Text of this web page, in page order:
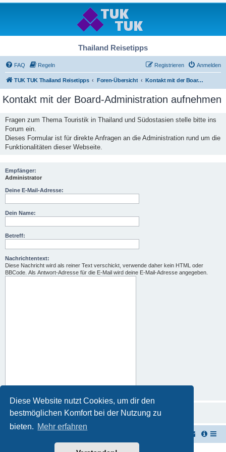
Diese Website nutzt Cookies, um dir den
bestmöglichen Komfort bei der Nutzung zu
bieten. Mehr erfahren
Thailand Reisetipps
FAQ Regeln Anmelden
Registrieren
TUK TUK Thailand Reisetipps Foren-Übersicht Kontakt mit der Board-Administration aufnehmen
Kontakt mit der Board-Administration aufnehmen
Fragen zum Thema Touristik in Thailand und Südostasien stelle bitte ins
Forum ein.
Dieses Formular ist für direkte Anfragen an die Administration rund um die
Funktionalitäten dieser Webseite.
Empfänger:
Administrator
Deine E-Mail-Adresse:
Dein Name:
Betreff:
Nachrichtentext:
Diese Nachricht wird als reiner Text verschickt, verwende daher kein HTML oder
BBCode. Als Antwort-Adresse für die E-Mail wird deine E-Mail-Adresse angegeben.